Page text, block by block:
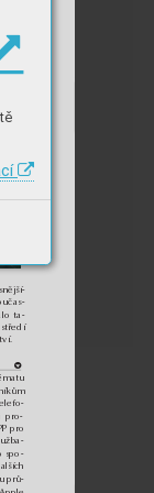
ta-
d
pro-
pro
spo-
prů-